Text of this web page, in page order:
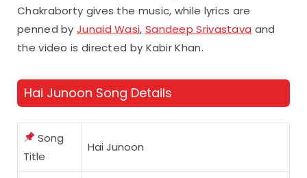
Chakraborty gives the music, while lyrics are
penned byJunaid Wasi, Sandeep Srivastava and
the video is directed by Kabir Khan.
Hai Junoon Song Details
Song
Title
Hai Junoon